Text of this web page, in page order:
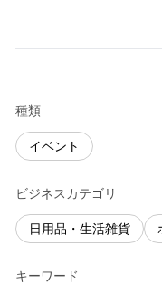
種類
イベント
ビジネスカテゴリ
日用品・生活雑貨
キーワード